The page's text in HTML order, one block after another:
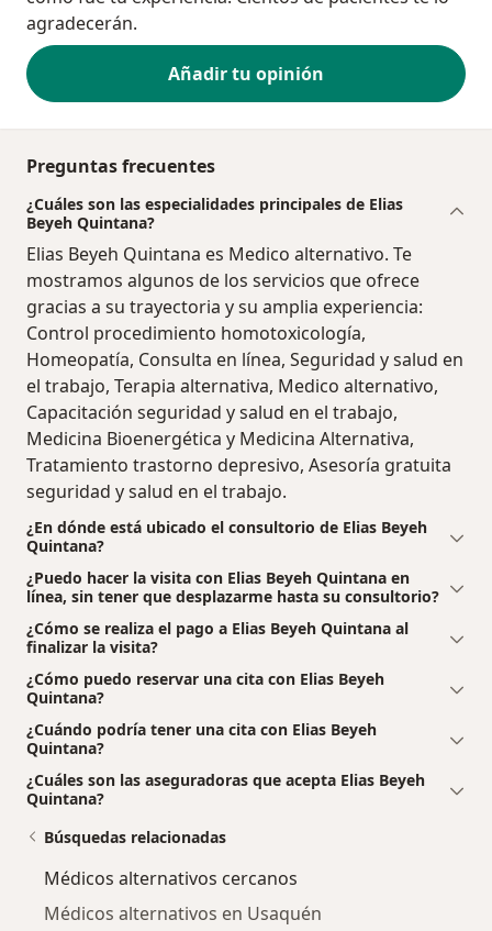
agradecerán.
Añadir tu opinión
Preguntas frecuentes
¿Cuáles son las especialidades principales de Elias
Beyeh Quintana?
Elias Beyeh Quintana es Medico alternativo. Te
mostramos algunos de los servicios que ofrece
gracias a su trayectoria y su amplia experiencia:
Control procedimiento homotoxicología,
Homeopatía, Consulta en línea, Seguridad y salud en
el trabajo, Terapia alternativa, Medico alternativo,
Capacitación seguridad y salud en el trabajo,
Medicina Bioenergética y Medicina Alternativa,
Tratamiento trastorno depresivo, Asesoría gratuita
seguridad y salud en el trabajo.
¿En dónde está ubicado el consultorio de Elias Beyeh
Quintana?
¿Puedo hacer la visita con Elias Beyeh Quintana en
línea, sin tener que desplazarme hasta su consultorio?
¿Cómo se realiza el pago a Elias Beyeh Quintana al
finalizar la visita?
¿Cómo puedo reservar una cita con Elias Beyeh
Quintana?
¿Cuándo podría tener una cita con Elias Beyeh
Quintana?
¿Cuáles son las aseguradoras que acepta Elias Beyeh
Quintana?
Búsquedas relacionadas
Médicos alternativos cercanos
Médicos alternativos en Usaquén